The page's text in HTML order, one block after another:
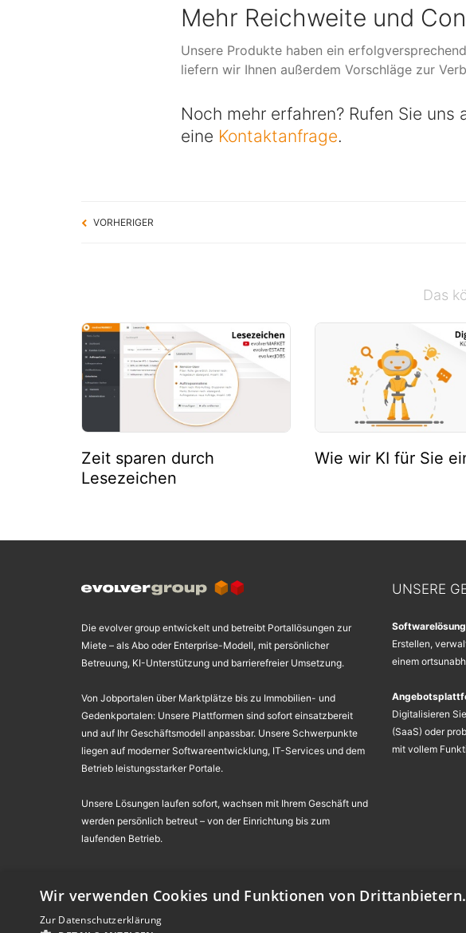
Mehr Reichweite und
Unsere Produkte haben ein
liefern wir Ihnen außerdem Vorschläge zur
Noch mehr erfahren? Rufen Sie uns
eine Kontaktanfrage.
VORHERIGER
Das
Zeit sparen durch
Lesezeichen
Wie wir KI für Sie
Die evolver group entwickelt und betreibt Portallösungen zur
Miete – als Abo oder Enterprise-Modell, mit persönlicher
Betreuung, KI-Unterstützung und barrierefreier Umsetzung.
Von Jobportalen über Marktplätze bis zu Immobilien- und
Gedenkportalen: Unsere Plattformen sind sofort einsatzbereit
und auf Ihr Geschäftsmodell anpassbar. Unsere Schwerpunkte
liegen auf moderner Softwareentwicklung, IT-Services und dem
Betrieb leistungsstarker Portale.
Unsere Lösungen laufen sofort, wachsen mit Ihrem Geschäft und
werden persönlich betreut – von der Einrichtung bis zum
laufenden Betrieb.
UNSERE
Erstellen,
einem
Digitalisieren
(SaaS) oder
mit vollem
© evolver media GmbH & Co. KG ,evolver services GmbH ,evolver portals GmbH:
Alle Angebote richten sich an Gewerbetreibende in der Europäischen Union. * Alle
Wir verwenden Cookies und Funktionen von Drittanbietern.
Zur Datenschutzerklärung